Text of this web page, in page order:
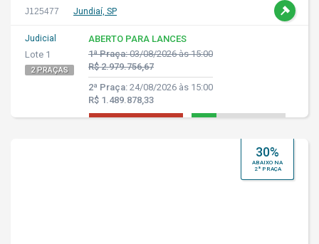
J125477 Jundiaí, SP
Judicial
Lote 1
2 PRAÇAS
ABERTO PARA LANCES
1ª Praça:03/08/2026 às 15:00
R$ 2.979.756,67
2ª Praça: 24/08/2026 às 15:00
R$ 1.489.878,33
30%
ABAIXO NA
2ª PRAÇA